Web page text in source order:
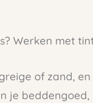
Werken met
of zand,
je